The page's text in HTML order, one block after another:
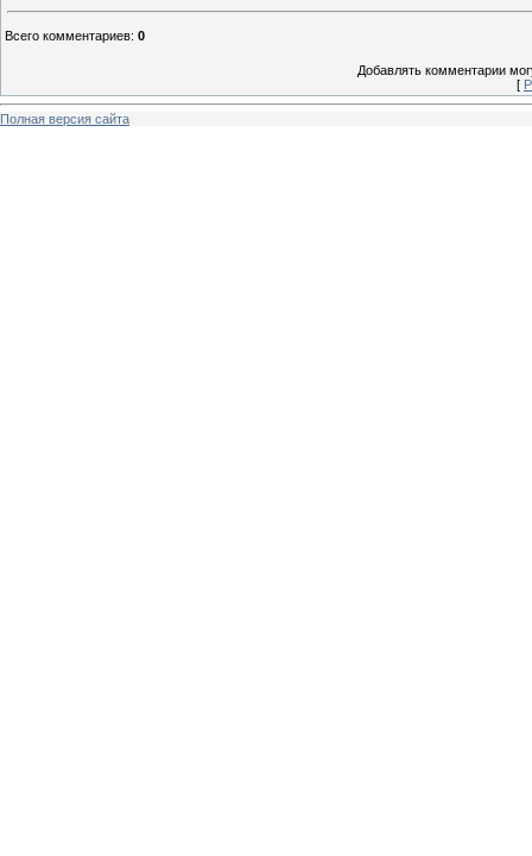
Всего комментариев: 0
Добавлять комментарии
[
Полная версия сайта